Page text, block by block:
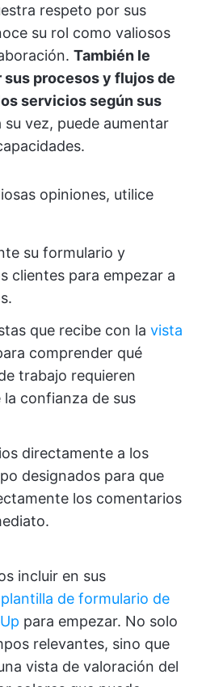
respeto por sus
su rol como valiosos
También le
procesos y flujos de
servicios según sus
su vez, puede aumentar
opiniones, utilice
su formulario y
clientes para empezar a
que recibe con la vista
comprender qué
trabajo requieren
confianza de sus
directamente a los
designados para que
los comentarios
incluir en sus
plantilla de formulario de
para empezar. No solo
relevantes, sino que
vista de valoración del